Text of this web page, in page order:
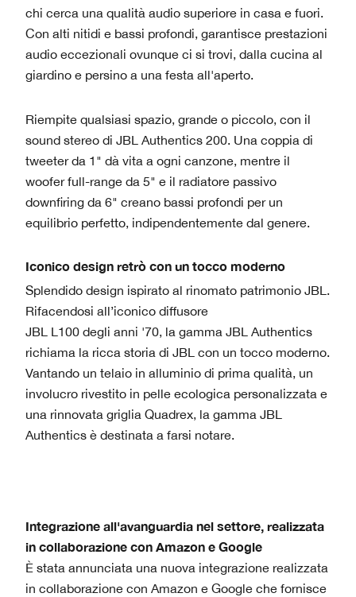
chi cerca una qualità audio superiore in casa e fuori.
Con alti nitidi e bassi profondi, garantisce prestazioni
audio eccezionali ovunque ci si trovi, dalla cucina al
giardino e persino a una festa all'aperto.
Riempite qualsiasi spazio, grande o piccolo, con il
sound stereo di JBL Authentics 200. Una coppia di
tweeter da 1" dà vita a ogni canzone, mentre il
woofer full-range da 5" e il radiatore passivo
downfiring da 6" creano bassi profondi per un
equilibrio perfetto, indipendentemente dal genere.
Iconico design retrò con un tocco moderno
Splendido design ispirato al rinomato patrimonio JBL.
Rifacendosi all’iconico diffusore
JBL L100 degli anni '70, la gamma JBL Authentics
richiama la ricca storia di JBL con un tocco moderno.
Vantando un telaio in alluminio di prima qualità, un
involucro rivestito in pelle ecologica personalizzata e
una rinnovata griglia Quadrex, la gamma JBL
Authentics è destinata a farsi notare.
Integrazione all'avanguardia nel settore, realizzata
in collaborazione con Amazon e Google
È stata annunciata una nuova integrazione realizzata
in collaborazione con Amazon e Google che fornisce